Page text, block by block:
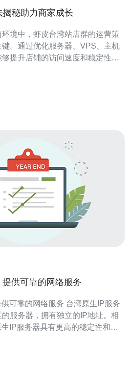
秘助力商家成长
境中，虾皮台湾站店群的运营策
。通过优化服务器、VPS、主机
提升店铺的访问速度和稳定性，
将为商家提供强有力的支持，帮
供可靠的网络服务
络服务 台湾原生IP服务
服务器，拥有独立的IP地址。相
IP服务器具有更高的稳定性和安
和优质的网络带宽，能够确保用